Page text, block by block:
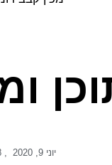
יוני 9, 2020